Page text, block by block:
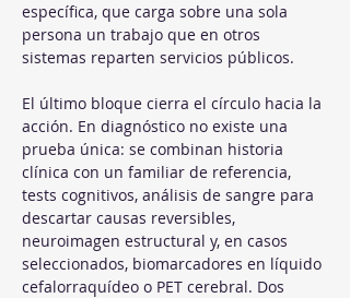
específica, que carga sobre una sola
persona un trabajo que en otros
sistemas reparten servicios públicos.
El último bloque cierra el círculo hacia la
acción. En diagnóstico no existe una
prueba única: se combinan historia
clínica con un familiar de referencia,
tests cognitivos, análisis de sangre para
descartar causas reversibles,
neuroimagen estructural y, en casos
seleccionados, biomarcadores en líquido
cefalorraquídeo o PET cerebral. Dos